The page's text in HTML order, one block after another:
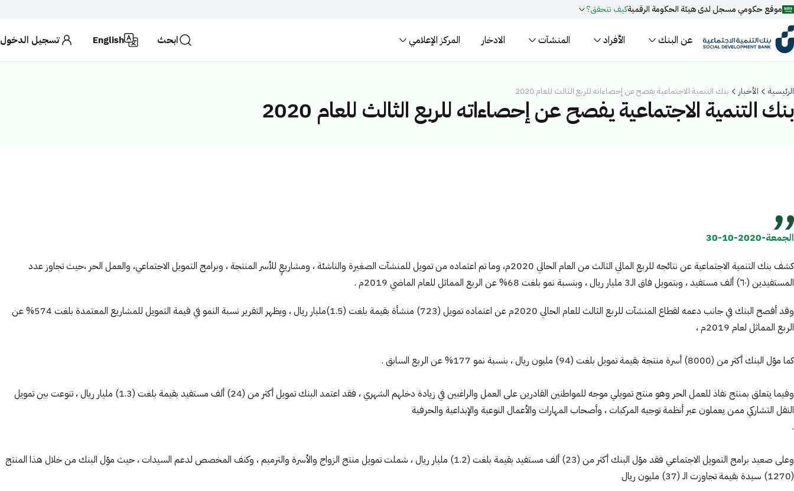
موقع حكومي مسجل لدى هيئة الحكومة الرقميةكيف تتحقق؟
روابط المواقع الالكترونية الرسمية السعودية تنتهي بـ المواقع الالكترونية الحكومية تستخدم بروتوكول HTTPSللتشفير و الأمان.
مسجل لدى هيئة الحكومة الرقمية برقم:20241028850
عن البنك الأفراد المنشآت الادخار المركز الإعلامي ابحث English تسجيل الدخول
الرئيسية الأخبار بنك التنمية الاجتماعية يفصح عن إحصاءاته للربع الثالث للعام 2020
بنك التنمية الاجتماعية يفصح عن إحصاءاته للربع الثالث للعام 2020
الجمعة-2020-10-30
كشف بنك التنمية الاجتماعية عن نتائجه للربع المالي الثالث من العام الحالي 2020م، وما تم اعتماده من تمويل للمنشآت الصغيرة والناشئة ، ومشاريعٍ للأسر المنتجة ، وبرامج التمويل الاجتماعي، والعمل الحر ،حيث تجاوز عدد
المستفيدين (٦٠) ألف مستفيد ، وبتمويل فاق الـ3 مليار ريال ، وبنسبة نمو بلغت 68% عن الربع المماثل للعام الماضي 2019م .
وقد أفصح البنك في جانب دعمه لقطاع المنشآت للربع الثالث للعام الحالي 2020م عن اعتماده تمويل (723) منشأة بقيمة بلغت (1.5)مليار ريال ، ويظهر التقرير نسبة النمو في قيمة التمويل للمشاريع المعتمدة بلغت 574% عن
الربع المماثل لعام 2019م ،
كما موّل البنك أكثر من (8000) أسرة منتجة بقيمة تمويل بلغت (94) مليون ريال ، بنسبة نمو 177% عن الربع السابق .
وفيما يتعلق بمنتج نفاذ للعمل الحر وهو منتج تمويلي موجه للمواطنين القادرين على العمل والراغبين في زيادة دخلهم الشهري ، فقد اعتمد البنك تمويل أكثر من (24) ألف مستفيد بقيمة بلغت (1.3) مليار ريال ، تنوعت بين تمويل
النقل التشاركي ممن يعملون عبر أنظمة توجيه المركبات ، وأصحاب المهارات والأعمال النوعية والإبداعية والحرفية
.
وعلى صعيد برامج التمويل الاجتماعي فقد موّل البنك أكثر من (23) ألف مستفيد بقيمة بلغت (1.2) مليار ريال ، شملت تمويل منتج الزواج والأسرة والترميم ، وكنف المخصص لدعم السيدات ، حيث موّل البنك من خلال هذا المنتج
(1270) سيدة بقيمة تجاوزت الـ (37) مليون ريال